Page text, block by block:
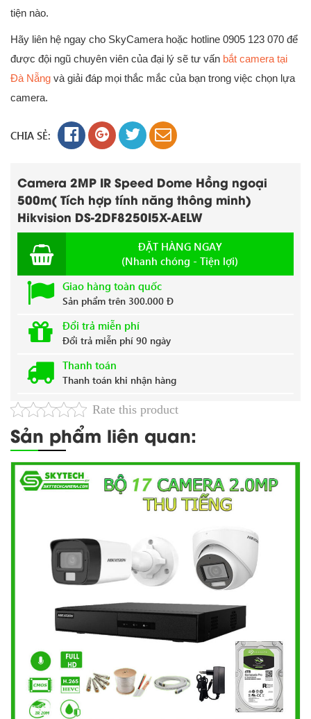
tiện nào.
Hãy liên hệ ngay cho SkyCamera hoặc hotline 0905 123 070 để
được đội ngũ chuyên viên của đại lý sẽ tư vấn bắt camera tại
Đà Nẵng và giải đáp mọi thắc mắc của bạn trong việc chọn lựa
camera.
CHIA SẺ:
Camera 2MP IR Speed Dome Hồng ngoại
500m( Tích hợp tính năng thông minh)
Hikvision DS-2DF8250I5X-AELW
ĐẶT HÀNG NGAY
(Nhanh chóng - Tiện lợi)
Giao hàng toàn quốc
Sản phẩm trên 300.000 Đ
Đổi trả miễn phí
Đổi trả miễn phí 90 ngày
Thanh toán
Thanh toán khi nhận hàng
Rate this product
Sản phẩm liên quan: